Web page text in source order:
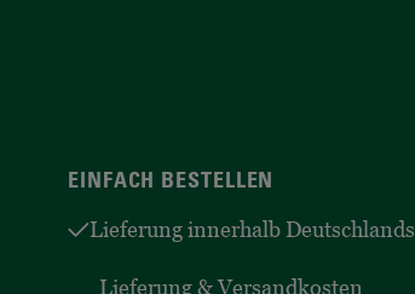
EINFACH BESTELLEN
Lieferung innerhalb Deutschlands
Lieferung & Versandkosten